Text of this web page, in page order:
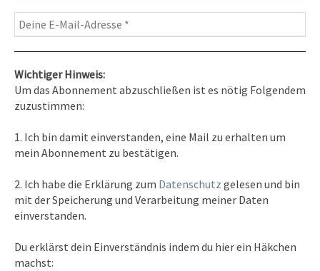
Wichtiger Hinweis:
Um das Abonnement abzuschließen ist es nötig Folgendem
zuzustimmen:
1. Ich bin damit einverstanden, eine Mail zu erhalten um
mein Abonnement zu bestätigen.
2. Ich habe die Erklärung zum Datenschutz gelesen und bin
mit der Speicherung und Verarbeitung meiner Daten
einverstanden.
Du erklärst dein Einverständnis indem du hier ein Häkchen
machst:
Kontakt
Tel. 0351/2681691
E-Mail: info [at ] spirit-on-earth.com
Heilpraxis
Heilpraxis Hirschburger